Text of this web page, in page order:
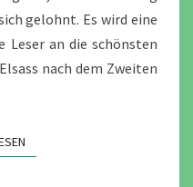
gelohnt. Es wird eine
Leser an die schönsten
nach dem Zweiten
WEITERLESEN